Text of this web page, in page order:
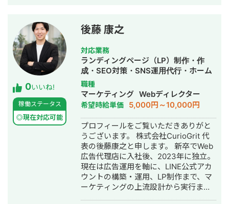
ど、幅広いプロジェクトをリードし、
数々の成功に貢献してきました。 特に
課題解決や業務効率化においては、深
い専門知識と豊富な経験を有していま
す。 また、社内のプロジェクトマネジ
メント経験もあります。 新規事業の立
ち上げ時、提案資料の作成から営業管
理、契約後の業務管理まで全てを統括
し、３年で事業部売上3億円を達成しま
した。 高い問題解決能力とコミュニケ
ーション能力を活かし、クライアント
の課題を明確化し、最適な解決策を提
供します。 課題解決を主として行うた
め、業界を問わず全業種に対応してい
ます。 生産管理や業務効率化、売上ア
ップから、人事の採用支援まで、経営
に係るすべての業について改善を行
い、企業の成長につなげます。
0いいね!
稼働ステータス
◎現在対応可能
後藤 康之
対応業務
ランディングページ（LP）制作・作
成・SEO対策・SNS運用代行・ホーム
ページ制作・作成・バナー制作・デザ
イン・リスティング広告運用代行・オ
ウンドメディア制作・構築・運用代
行・採用代行・AI活用
職種
マーケティング Webディレクター
希望時給単価 5,000円～10,000円
プロフィールをご覧いただきありがと
うございます。 株式会社CurioGrit 代
表の後藤康之と申します。 新卒でWeb
広告代理店に入社後、2023年に独立。
現在は広告運用を軸に、LINE公式アカ
ウントの構築・運用、LP制作まで、マ
ーケティングの上流設計から実行まで